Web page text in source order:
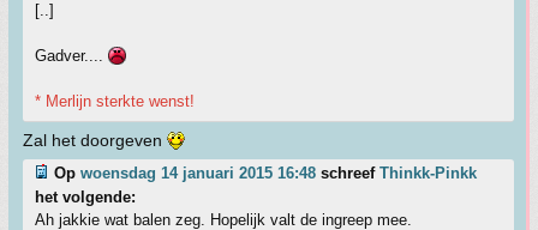
[..]
Gadver....
* Merlijn sterkte wenst!
Zal het doorgeven
Op woensdag 14 januari 2015 16:48 schreef Thinkk-Pinkk
het volgende:
Ah jakkie wat balen zeg. Hopelijk valt de ingreep mee.